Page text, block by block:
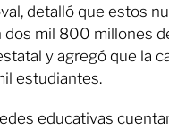
detalló que estos
dos mil 800 millones
y agregó que la
estudiantes.
educativas